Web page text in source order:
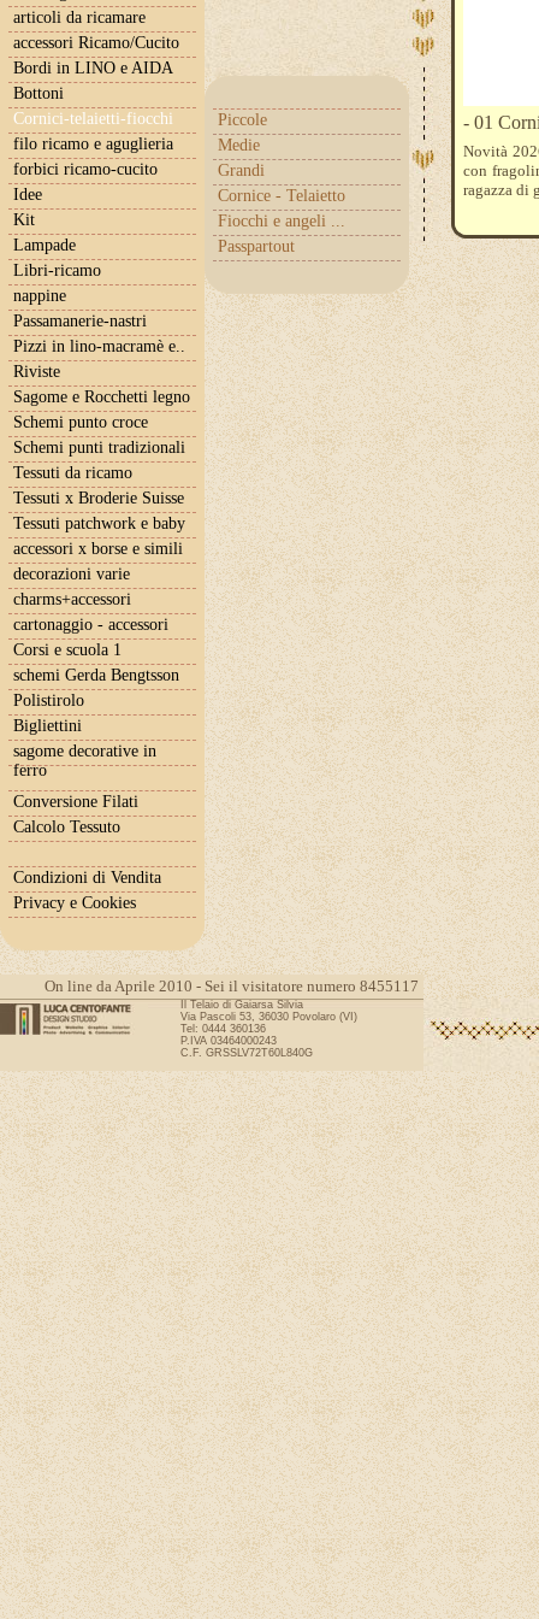
articoli da ricamare
accessori Ricamo/Cucito
Bordi in LINO e AIDA
Bottoni
Cornici-telaietti-fiocchi
Piccole
Medie
Grandi
Cornice - Telaietto
Fiocchi e angeli ...
Passpartout
filo ricamo e aguglieria
forbici ricamo-cucito
Idee
Kit
Lampade
Libri-ricamo
nappine
Passamanerie-nastri
Pizzi in lino-macramè e..
Riviste
Sagome e Rocchetti legno
Schemi punto croce
Schemi punti tradizionali
Tessuti da ricamo
Tessuti x Broderie Suisse
Tessuti patchwork e baby
accessori x borse e simili
decorazioni varie
charms+accessori
cartonaggio - accessori
Corsi e scuola 1
schemi Gerda Bengtsson
Polistirolo
Bigliettini
sagome decorative in
ferro
Conversione Filati
Calcolo Tessuto
Condizioni di Vendita
Privacy e Cookies
- 01
Novità
con
ragazza di
On line da Aprile 2010 - Sei il visitatore numero 8455117
Il Telaio di Gaiarsa Silvia
Via Pascoli 53, 36030 Povolaro (VI)
Tel: 0444 360136
P.IVA 03464000243
C.F. GRSSLV72T60L840G